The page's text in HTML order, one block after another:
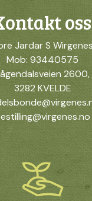
oss
Jardar S Wirgenes
Mob: 93440575
2600,
3282 KVELDE